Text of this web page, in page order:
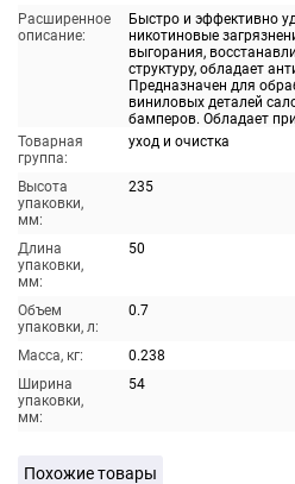
Расширенное
описание:
Быстро и эффективно
никотиновые
выгорания,
структуру, обладает
Предназначен для
виниловых деталей
бамперов. Обладает
Товарная
группа:
уход и очистка
Высота
упаковки,
мм:
235
Длина
упаковки,
мм:
50
Объем
упаковки, л:
0.7
Масса, кг:
0.238
Ширина
упаковки,
мм:
54
Похожие товары